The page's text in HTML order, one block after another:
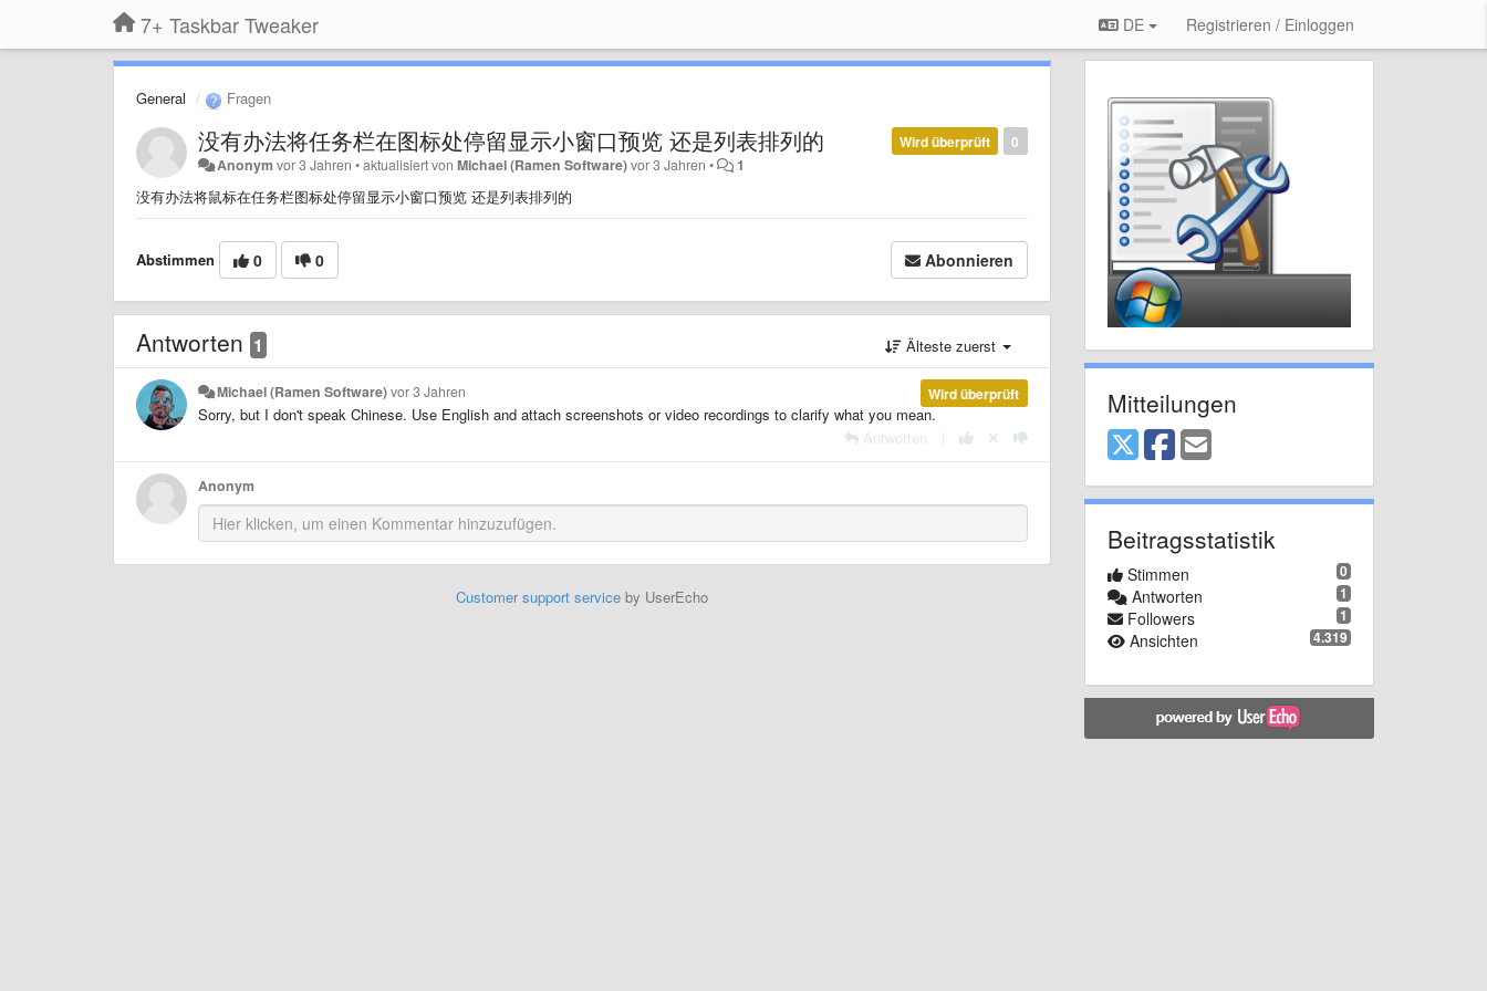
7+ Taskbar Tweaker DE Registrieren / Einloggen
General Fragen
0
Wird überprüft
没有办法将任务栏在图标处停留显示小窗口预览 还是列表排列的
Anonym vor 3 Jahren •aktualisiert vonMichael (Ramen Software)vor 3 Jahren • 1
没有办法将鼠标在任务栏图标处停留显示小窗口预览 还是列表排列的
Abstimmen 0 0 Abonnieren
Antworten 1 Älteste zuerst
Wird überprüft
Michael (Ramen Software)vor 3 Jahren
Sorry, but I don't speak Chinese. Use English and attach screenshots or video recordings to clarify what you mean.
Antworten
Anonym
Customer support serviceby UserEcho
Mitteilungen
Beitragsstatistik
0
Stimmen
1
Antworten
1
Followers
4.319
Ansichten